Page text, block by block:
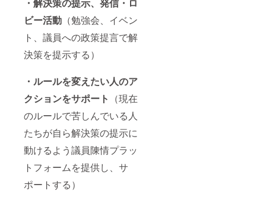
ビー活動 （勉強会、イベン
ト、議員への政策提言で解
決策を提示する）
・ルールを変えたい人のア
クションをサポート （現在
のルールで苦しんでいる人
たちが自ら解決策の提示に
動けるよう議員陳情プラッ
トフォームを提供し、サ
ポートする）